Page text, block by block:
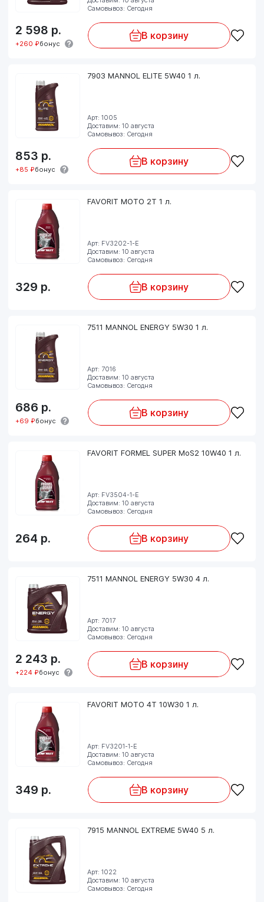
Самовывоз: Сегодня
2 598 р.
+260 ₽бонус
В корзину
7903 MANNOL ELITE 5W40 1 л.
Арт: 1005
Доставим: 10 августа
Самовывоз: Сегодня
853 р.
+85 ₽бонус
В корзину
FAVORIT MOTO 2T 1 л.
Арт: FV3202-1-E
Доставим: 10 августа
Самовывоз: Сегодня
329 р. В корзину
7511 MANNOL ENERGY 5W30 1 л.
Арт: 7016
Доставим: 10 августа
Самовывоз: Сегодня
686 р.
+69 ₽бонус
В корзину
FAVORIT FORMEL SUPER MoS2 10W40 1 л.
Арт: FV3504-1-E
Доставим: 10 августа
Самовывоз: Сегодня
264 р. В корзину
7511 MANNOL ENERGY 5W30 4 л.
Арт: 7017
Доставим: 10 августа
Самовывоз: Сегодня
2 243 р.
+224 ₽бонус
В корзину
FAVORIT MOTO 4T 10W30 1 л.
Арт: FV3201-1-E
Доставим: 10 августа
Самовывоз: Сегодня
349 р. В корзину
7915 MANNOL EXTREME 5W40 5 л.
Арт: 1022
Доставим: 10 августа
Самовывоз: Сегодня